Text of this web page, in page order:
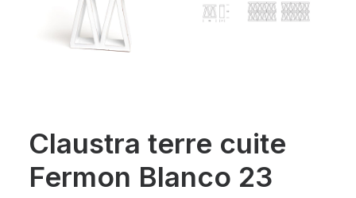
Claustra terre cuite
Fermon Blanco 23